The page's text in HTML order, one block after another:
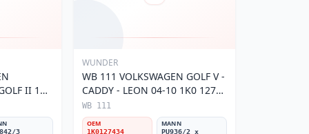
II 191
842/3
WUNDER
WB 111 VOLKSWAGEN GOLF V -
CADDY - LEON 04-10 1K0 127
434 Yakıt/Mazot Filtresi
WB 111
OEM
1K0127434
MANN
PU936/2 x